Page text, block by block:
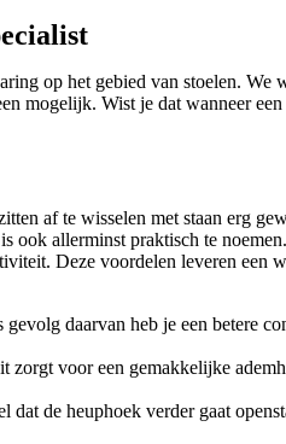
op het gebied van stoelen.
mogelijk. Wist je dat wanneer
af te wisselen met staan erg
ook allerminst praktisch te
Deze voordelen leveren een
daarvan heb je een betere
voor een gemakkelijke
de heuphoek verder gaat